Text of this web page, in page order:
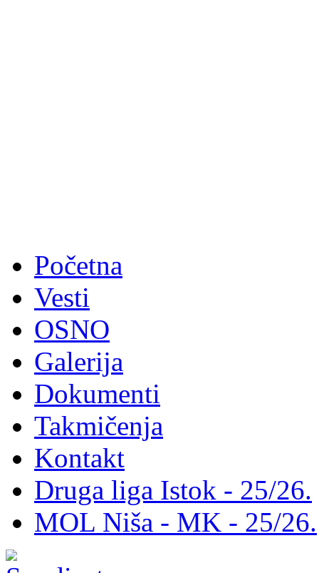
Početna
Vesti
OSNO
Galerija
Dokumenti
Takmičenja
Kontakt
Druga liga Istok - 25/26.
MOL Niša - MK - 25/26.